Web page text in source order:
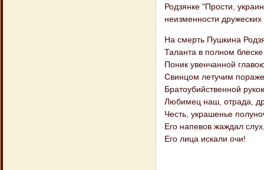
Родзянке "Прости,
неизменности
На смерть Пушкина
Таланта в полном
Поник увенчанной
Свинцом летучим
Братоубийственной
Любимец наш, отрада,
Честь, украшенье
Его напевов жаждал
Его лица искали очи!